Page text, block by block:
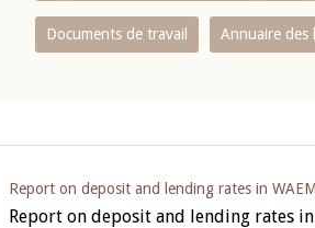
Documents de travail Annuaire des
Report on deposit and lending rates in
Report on deposit and lending rates